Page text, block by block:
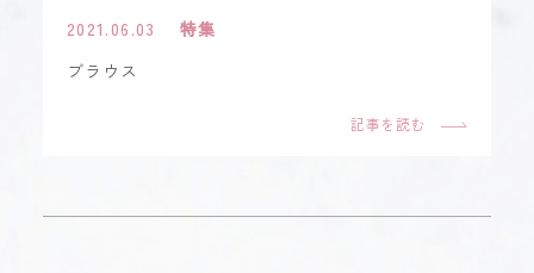
2021.06.03
特集
ブラウス
記事を読む